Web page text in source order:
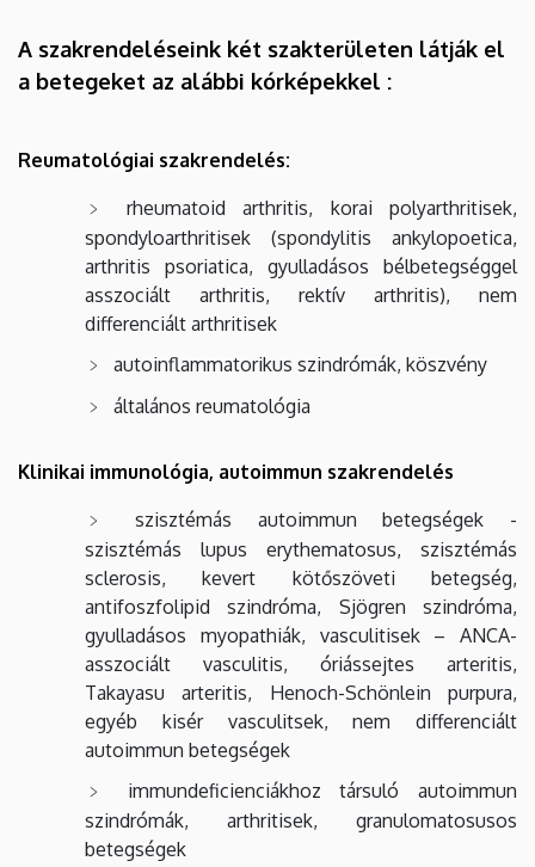
A szakrendeléseink két szakterületen látják el
a betegeket az alábbi kórképekkel :
Reumatológiai szakrendelés:
rheumatoid arthritis, korai polyarthritisek,
spondyloarthritisek (spondylitis ankylopoetica,
arthritis psoriatica, gyulladásos bélbetegséggel
asszociált arthritis, rektív arthritis), nem
differenciált arthritisek
autoinflammatorikus szindrómák, köszvény
általános reumatológia
Klinikai immunológia, autoimmun szakrendelés
szisztémás autoimmun betegségek -
szisztémás lupus erythematosus, szisztémás
sclerosis, kevert kötőszöveti betegség,
antifoszfolipid szindróma, Sjögren szindróma,
gyulladásos myopathiák, vasculitisek – ANCA-
asszociált vasculitis, óriássejtes arteritis,
Takayasu arteritis, Henoch-Schönlein purpura,
egyéb kisér vasculitsek, nem differenciált
autoimmun betegségek
immundeficienciákhoz társuló autoimmun
szindrómák, arthritisek, granulomatosusos
betegségek